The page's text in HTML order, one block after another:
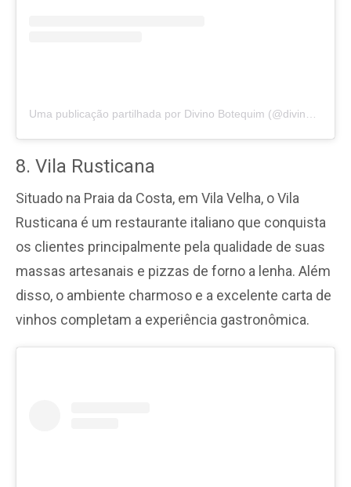
Uma publicação partilhada por Divino Botequim (@divinobotequimes)
8. Vila Rusticana
Situado na Praia da Costa, em Vila Velha, o Vila
Rusticana é um restaurante italiano que conquista
os clientes principalmente pela qualidade de suas
massas artesanais e pizzas de forno a lenha. Além
disso, o ambiente charmoso e a excelente carta de
vinhos completam a experiência gastronômica.